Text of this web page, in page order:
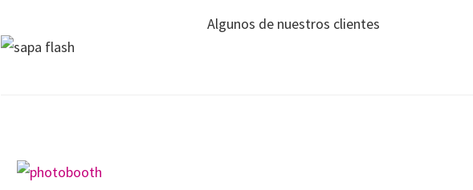
Algunos de nuestros clientes